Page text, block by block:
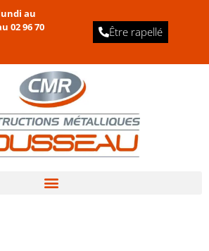
au
02 96 70
Être rapellé